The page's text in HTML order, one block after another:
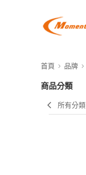
首頁 品牌
商品分類
所有分類